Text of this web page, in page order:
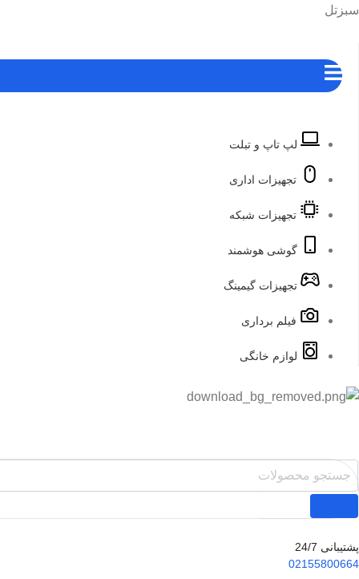
پرش
سبزتل
لپ تاپ و تبلت
تجهیزات اداری
تجهیزات شبکه
گوشی هوشمند
تجهیزات گیمینگ
فیلم برداری
لوازم خانگی
پشتیبانی 24/7
02155800664
فهرست